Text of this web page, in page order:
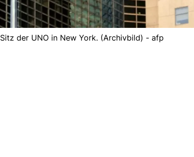
Sitz der UNO in New York. (Archivbild) - afp